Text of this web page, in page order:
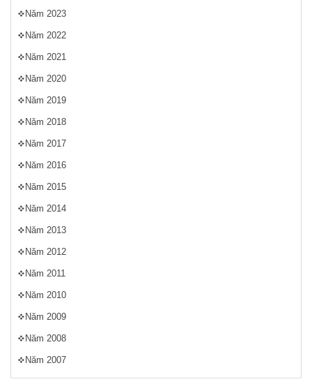
Năm 2023
Năm 2022
Năm 2021
Năm 2020
Năm 2019
Năm 2018
Năm 2017
Năm 2016
Năm 2015
Năm 2014
Năm 2013
Năm 2012
Năm 2011
Năm 2010
Năm 2009
Năm 2008
Năm 2007